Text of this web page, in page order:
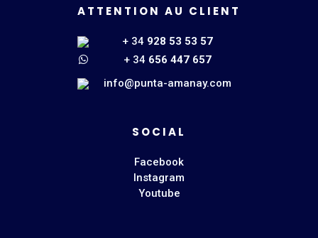
ATTENTION AU CLIENT
+ 34 928 53 53 57
+ 34 656 447 657
info@punta-amanay.com
SOCIAL
Facebook
Instagram
Youtube